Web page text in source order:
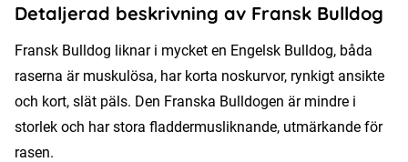
Detaljerad beskrivning av Fransk Bulldog
Fransk Bulldog liknar i mycket en Engelsk Bulldog, båda
raserna är muskulösa, har korta noskurvor, rynkigt ansikte
och kort, slät päls. Den Franska Bulldogen är mindre i
storlek och har stora fladdermusliknande, utmärkande för
rasen.